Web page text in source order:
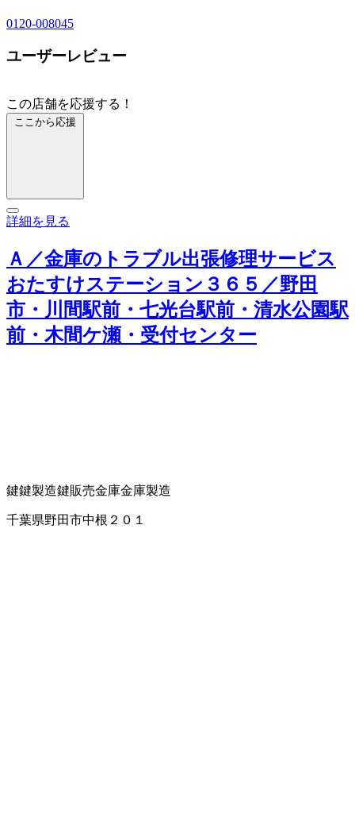
0120-008045
ユーザーレビュー
この店舗を応援する！
ここから応援
詳細を見る
Ａ／金庫のトラブル出張修理サービス
おたすけステーション３６５／野田
市・川間駅前・七光台駅前・清水公園駅
前・木間ケ瀬・受付センター
鍵鍵製造鍵販売金庫金庫製造
千葉県野田市中根２０１